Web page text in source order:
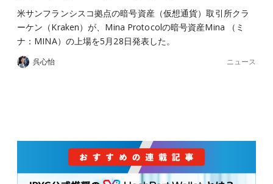
米サンフランシスコ拠点の暗号資産（仮想通貨）取引所クラ
ーケン（Kraken）が、Mina Protocolの暗号資産Mina （ミ
ナ：MINA）の上場を5月28日発表した。
呉心怡 ニュース